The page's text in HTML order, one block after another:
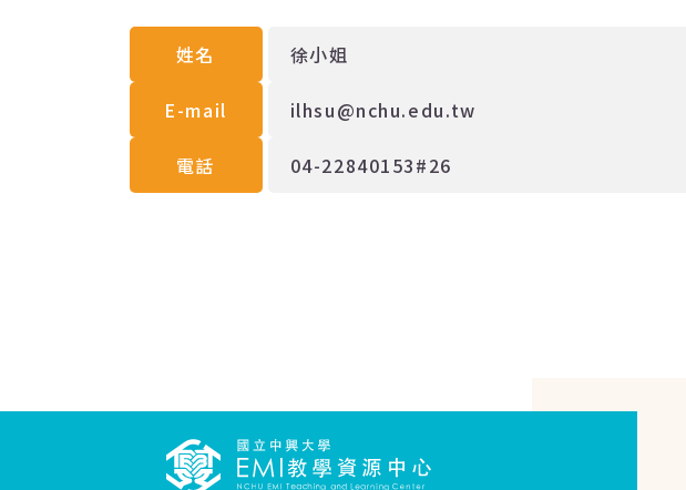
姓名 徐小姐
E-mail ilhsu@nchu.edu.tw
電話 04-22840153#26